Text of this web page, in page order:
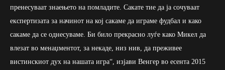
пренесуваат знаењето на помладите. Сакате тие да ја сочуваат
експертизата за начинот на кој сакаме да играме фудбал и како
сакаме да се однесуваме. Би било прекрасно луѓе како Микел да
влезат во менаџментот, за некаде, низ нив, да преживее
вистинскиот дух на нашата игра“, изјави Венгер во есента 2015